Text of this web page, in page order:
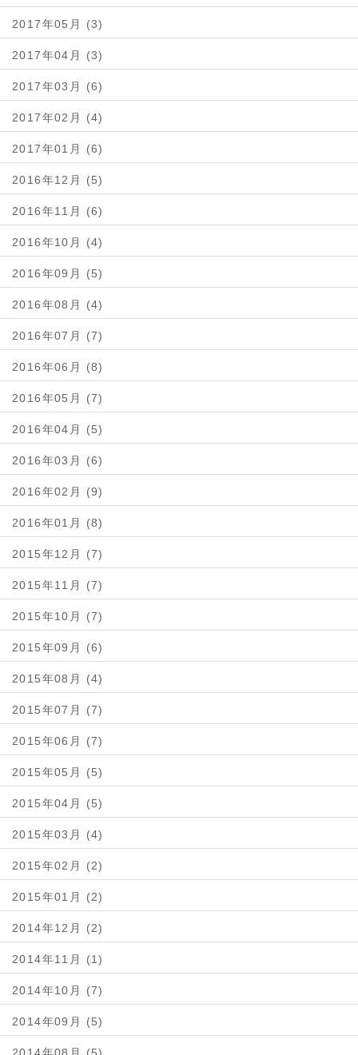
2017年05月 (3)
2017年04月 (3)
2017年03月 (6)
2017年02月 (4)
2017年01月 (6)
2016年12月 (5)
2016年11月 (6)
2016年10月 (4)
2016年09月 (5)
2016年08月 (4)
2016年07月 (7)
2016年06月 (8)
2016年05月 (7)
2016年04月 (5)
2016年03月 (6)
2016年02月 (9)
2016年01月 (8)
2015年12月 (7)
2015年11月 (7)
2015年10月 (7)
2015年09月 (6)
2015年08月 (4)
2015年07月 (7)
2015年06月 (7)
2015年05月 (5)
2015年04月 (5)
2015年03月 (4)
2015年02月 (2)
2015年01月 (2)
2014年12月 (2)
2014年11月 (1)
2014年10月 (7)
2014年09月 (5)